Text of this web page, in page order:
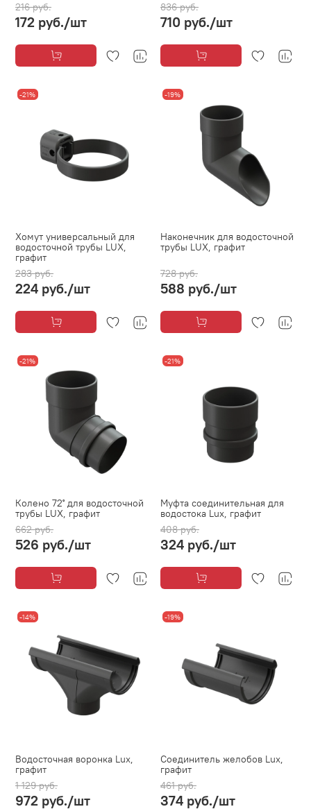
216 руб.
172 руб./шт
836 руб.
710 руб./шт
-21%
Хомут универсальный для
водосточной трубы LUX,
графит
283 руб.
224 руб./шт
-19%
Наконечник для водосточной
трубы LUX, графит
728 руб.
588 руб./шт
-21%
Колено 72˚ для водосточной
трубы LUX, графит
662 руб.
526 руб./шт
-21%
Муфта соединительная для
водостока Lux, графит
408 руб.
324 руб./шт
-14%
Водосточная воронка Lux,
графит
1 129 руб.
972 руб./шт
-19%
Соединитель желобов Lux,
графит
461 руб.
374 руб./шт